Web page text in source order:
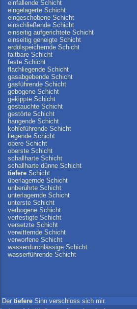
einfallende Schicht
eingelagerte Schicht
eingeschobene Schicht
einschließende Schicht
einseitig aufgerichtete Schicht
einseitig geneigte Schicht
erdölspeichernde Schicht
faltbare Schicht
feste Schicht
flachliegende Schicht
gasabgebende Schicht
gasführende Schicht
gebogene Schicht
gekippte Schicht
gestauchte Schicht
gestörte Schicht
hangende Schicht
kohleführende Schicht
liegende Schicht
obere Schicht
oberste Schicht
schallharte Schicht
schallharte dünne Schicht
tiefere Schicht
überlagernde Schicht
unberührte Schicht
unterlagernde Schicht
unterste Schicht
verbogene Schicht
verfestigte Schicht
versetzte Schicht
verwitternde Schicht
verworfene Schicht
wasserdurchlässige Schicht
wasserführende Schicht
Der tiefere Sinn verschloss sich mir.